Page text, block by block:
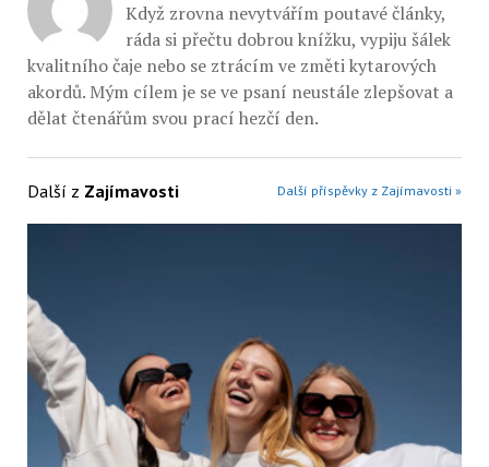
Když zrovna nevytvářím poutavé články,
ráda si přečtu dobrou knížku, vypiju šálek
kvalitního čaje nebo se ztrácím ve změti kytarových
akordů. Mým cílem je se ve psaní neustále zlepšovat a
dělat čtenářům svou prací hezčí den.
Další z Zajímavosti Další příspěvky z Zajímavosti »